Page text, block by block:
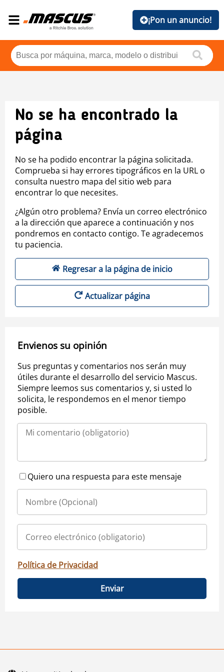
¡Pon un anuncio!
No se ha encontrado la
página
No se ha podido encontrar la página solicitada.
Comprueba si hay errores tipográficos en la URL o
consulta nuestro mapa del sitio web para
encontrar lo que necesites.
¿Algún otro problema? Envía un correo electrónico
a la dirección que aparece a continuación y nos
pondremos en contacto contigo. Te agradecemos
tu paciencia.
Regresar a la página de inicio
Actualizar página
Envienos su opinión
Sus preguntas y comentarios nos serán muy
útiles durante el desarrollo del servicio Mascus.
Siempre leemos sus comentarios y, si usted lo
solicita, le respondemos en el menor tiempo
posible.
Quiero una respuesta para este mensaje
Política de Privacidad
Enviar